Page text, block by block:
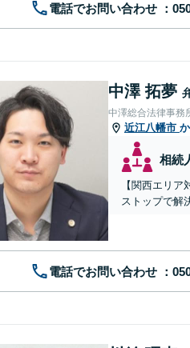
電話でお問い合わせ
中澤 拓夢
中澤総合法律事務
近江八幡市
相続
【関西エリ
ストップで解
電話でお問い合わせ